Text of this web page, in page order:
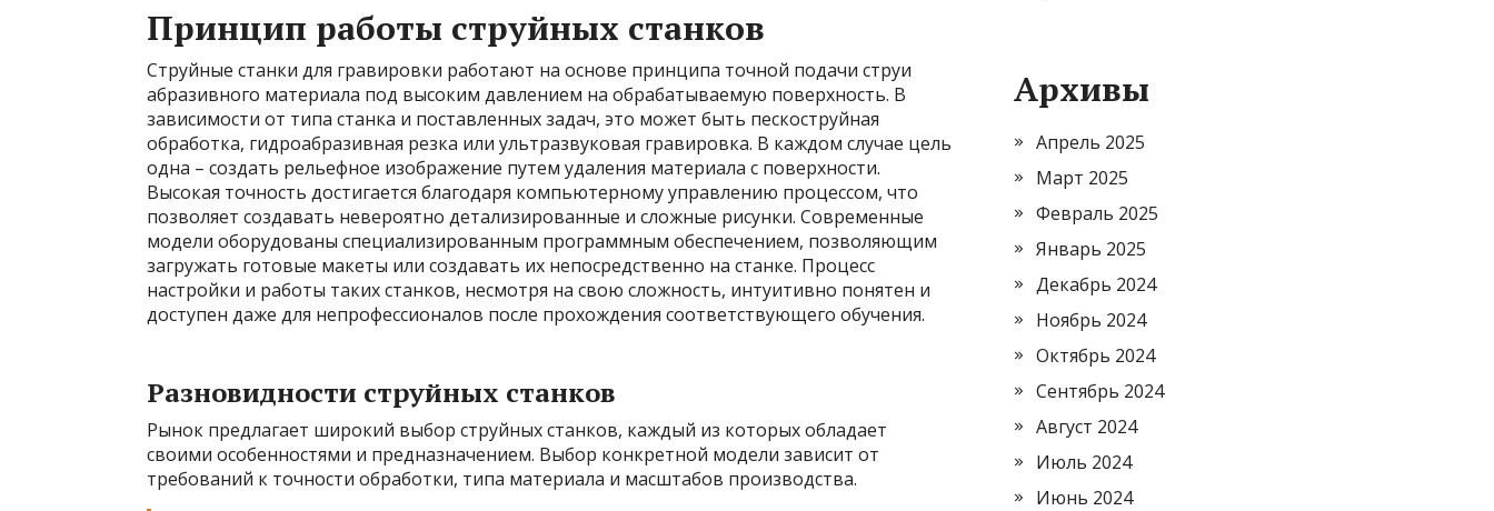
Принцип работы струйных станков
Струйные станки для гравировки работают на основе принципа точной подачи струи
абразивного материала под высоким давлением на обрабатываемую поверхность. В
зависимости от типа станка и поставленных задач, это может быть пескоструйная
обработка, гидроабразивная резка или ультразвуковая гравировка. В каждом случае цель
одна – создать рельефное изображение путем удаления материала с поверхности.
Высокая точность достигается благодаря компьютерному управлению процессом, что
позволяет создавать невероятно детализированные и сложные рисунки. Современные
модели оборудованы специализированным программным обеспечением, позволяющим
загружать готовые макеты или создавать их непосредственно на станке. Процесс
настройки и работы таких станков, несмотря на свою сложность, интуитивно понятен и
доступен даже для непрофессионалов после прохождения соответствующего обучения.
Разновидности струйных станков
Рынок предлагает широкий выбор струйных станков, каждый из которых обладает
своими особенностями и предназначением. Выбор конкретной модели зависит от
требований к точности обработки, типа материала и масштабов производства.
Архивы
Апрель 2025
Март 2025
Февраль 2025
Январь 2025
Декабрь 2024
Ноябрь 2024
Октябрь 2024
Сентябрь 2024
Август 2024
Июль 2024
Июнь 2024